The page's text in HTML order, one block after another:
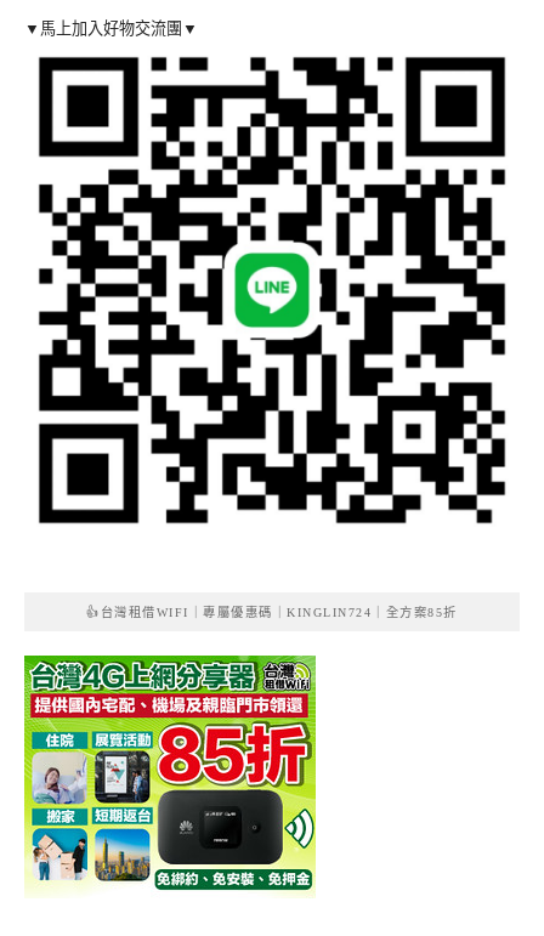
▼馬上加入好物交流團▼
👍台灣租借WIFI｜專屬優惠碼｜KINGLIN724｜全方案85折